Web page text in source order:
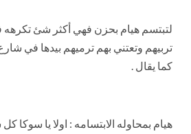
لتبتسم هيام بحزن فهي أكثر شئ تكرهه
تربيهم وتعتني بهم ترميهم بيدها في
كما يقال .
هيام بمحاوله الابتسامه : اولا يا سوكا